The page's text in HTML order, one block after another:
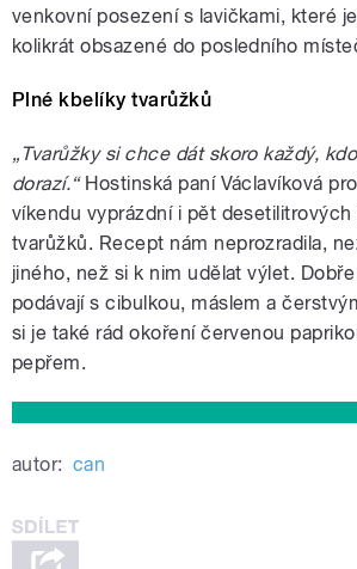
venkovní posezení s lavičkami, které
kolikrát obsazené do posledního
Plné kbelíky tvarůžků
„Tvarůžky si chce dát skoro každý,
dorazí.“Hostinská paní Václavíková
víkendu vyprázdní i pět desetilitrových
tvarůžků. Recept nám neprozradila,
jiného, než si k nim udělat výlet.
podávají s cibulkou, máslem a
si je také rád okoření červenou
pepřem.
autor: can